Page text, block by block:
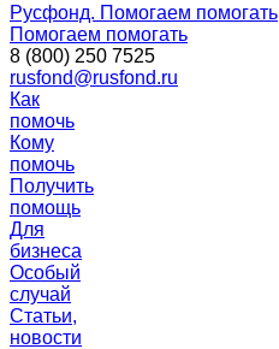
Русфонд. Помогаем помогать
Помогаем помогать
8 (800) 250 7525
rusfond@rusfond.ru
Как
помочь
Кому
помочь
Получить
помощь
Для
бизнеса
Особый
случай
Статьи,
новости